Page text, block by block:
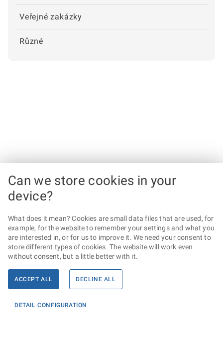
Veřejné zakázky
Různé
Can we store cookies in your
device?
What does it mean? Cookies are small data files that are used, for
example, for the website to remember your settings and what you
are interested in, or for us to improve it. We need your consent to
store different types of cookies. The website will work even
without consent, but a little better with it.
ACCEPT ALL DECLINE ALL
DETAIL CONFIGURATION